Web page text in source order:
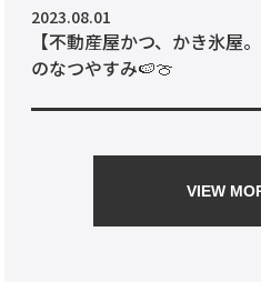
2023.08.01
【不動産屋かつ、かき氷屋
のなつやすみ🍉🍈
VIEW